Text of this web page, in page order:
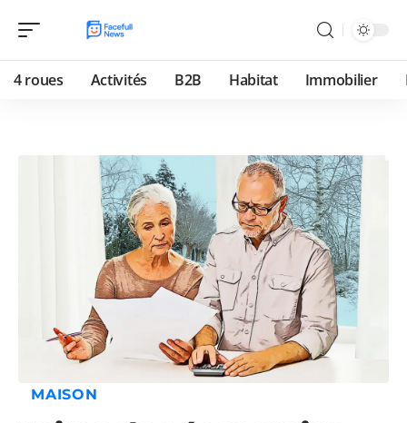
4 roues Activités B2B Habitat Immobilier
MAISON